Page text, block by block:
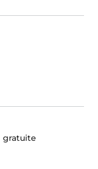
gratuite